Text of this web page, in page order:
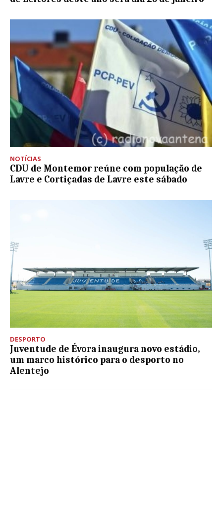
NOTÍCIAS
CDU de Montemor reúne com população de
Lavre e Cortiçadas de Lavre este sábado
DESPORTO
Juventude de Évora inaugura novo estádio,
um marco histórico para o desporto no
Alentejo